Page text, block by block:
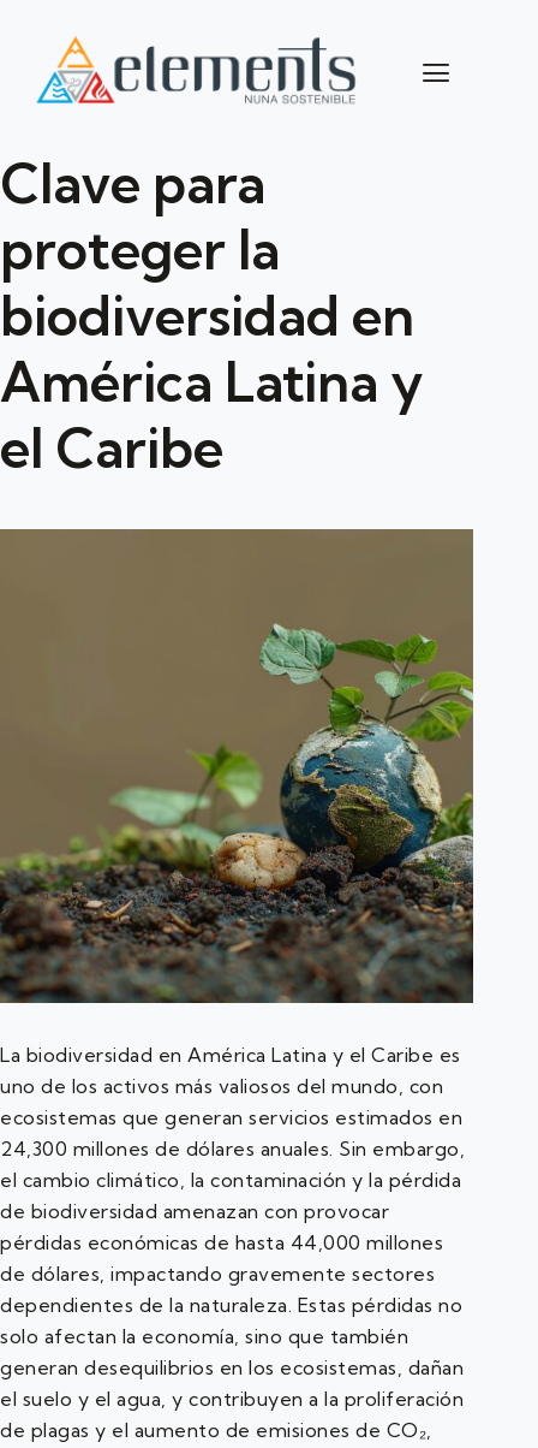
Clave para
proteger la
biodiversidad en
América Latina y
el Caribe
La biodiversidad en América Latina y el Caribe es
uno de los activos más valiosos del mundo, con
ecosistemas que generan servicios estimados en
24,300 millones de dólares anuales. Sin embargo,
el cambio climático, la contaminación y la pérdida
de biodiversidad amenazan con provocar
pérdidas económicas de hasta 44,000 millones
de dólares, impactando gravemente sectores
dependientes de la naturaleza. Estas pérdidas no
solo afectan la economía, sino que también
generan desequilibrios en los ecosistemas, dañan
el suelo y el agua, y contribuyen a la proliferación
de plagas y el aumento de emisiones de CO₂,